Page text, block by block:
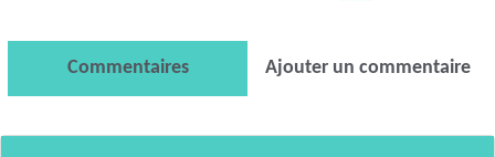
Commentaires Ajouter un commentaire